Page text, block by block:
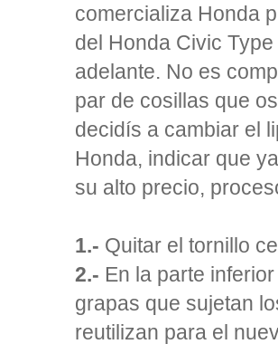
comercializa Honda
del Honda Civic
adelante. No es
par de cosillas que
decidís a cambiar el
Honda, indicar que
su alto precio,
1.- Quitar el tornillo
2.- En la parte
grapas que sujetan
reutilizan para el